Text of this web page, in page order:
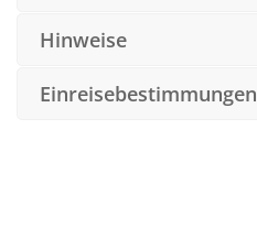
Hinweise
Einreisebestimmungen